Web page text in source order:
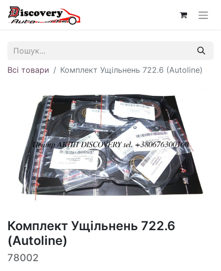
Всі товари Комплект Ущільнень 722.6 (Autoline)
Комплект Ущільнень 722.6
(Autoline)
78002